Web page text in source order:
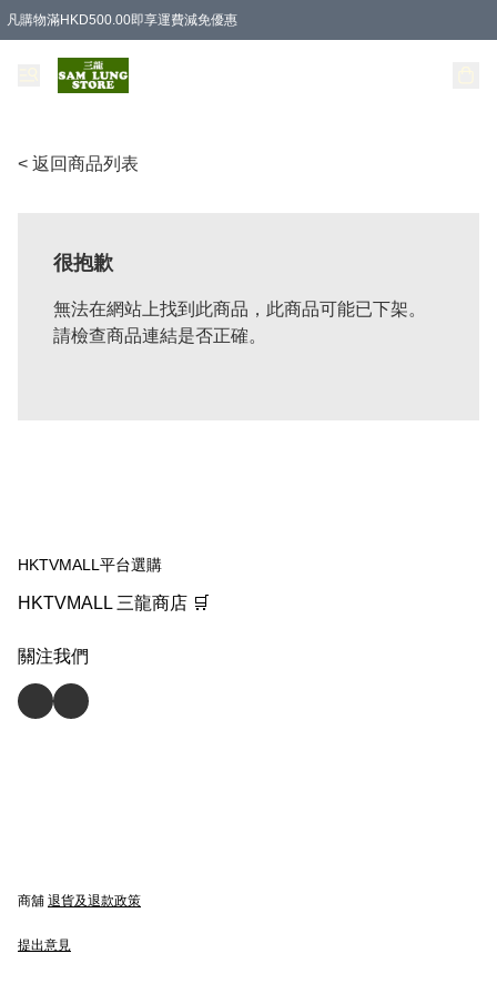
凡購物滿HKD500.00即享運費減免優惠
< 返回商品列表
很抱歉
無法在網站上找到此商品，此商品可能已下架。
請檢查商品連結是否正確。
HKTVMALL平台選購
HKTVMALL 三龍商店 🛒
關注我們
商舖 退貨及退款政策
提出意見